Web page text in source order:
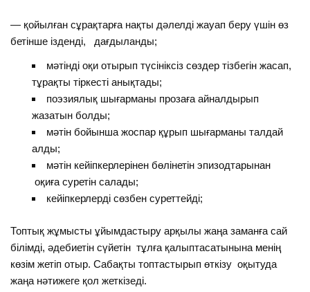
— қойылған сұрақтарға нақты дәлелді жауап беру үшін өз
бетінше ізденді, дағдыланды;
мәтінді оқи отырып түсініксіз сөздер тізбегін жасап,
тұрақты тіркесті анықтады;
поэзиялық шығарманы прозаға айналдырып
жазатын болды;
мәтін бойынша жоспар құрып шығарманы талдай
алды;
мәтін кейіпкерлерінен бөлінетін эпизодтарынан
оқиға суретін салады;
кейіпкерлерді сөзбен суреттейді;
Топтық жұмысты ұйымдастыру арқылы жаңа заманға сай
білімді, әдебиетін сүйетін тұлға қалыптасатынына менің
көзім жетіп отыр. Сабақты топтастырып өткізу оқытуда
жаңа нәтижеге қол жеткізеді.